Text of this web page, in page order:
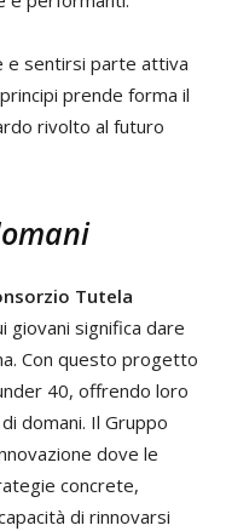
e sentirsi parte attiva
prende forma il
rivolto al futuro
Tutela
giovani significa dare
Con questo progetto
40, offrendo loro
domani. Il Gruppo
dove le
concrete,
di rinnovarsi